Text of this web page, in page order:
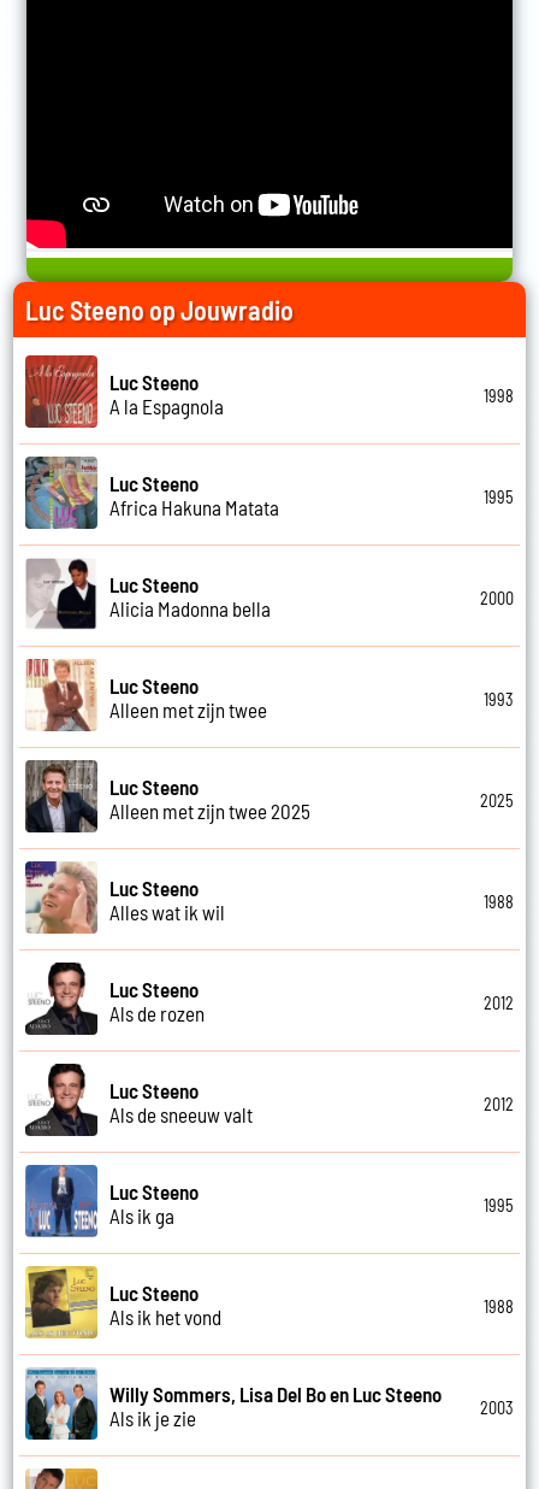
Luc Steeno op Jouwradio
Luc Steeno
A la Espagnola
1998
Luc Steeno
Africa Hakuna Matata
1995
Luc Steeno
Alicia Madonna bella
2000
Luc Steeno
Alleen met zijn twee
1993
Luc Steeno
Alleen met zijn twee 2025
2025
Luc Steeno
Alles wat ik wil
1988
Luc Steeno
Als de rozen
2012
Luc Steeno
Als de sneeuw valt
2012
Luc Steeno
Als ik ga
1995
Luc Steeno
Als ik het vond
1988
Willy Sommers, Lisa Del Bo en Luc Steeno
Als ik je zie
2003